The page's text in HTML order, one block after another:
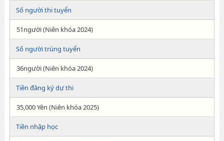
Số người thi tuyển
51người (Niên khóa 2024)
Số người trúng tuyển
36người (Niên khóa 2024)
Tiền đăng ký dự thi
35,000 Yên (Niên khóa 2025)
Tiền nhập học